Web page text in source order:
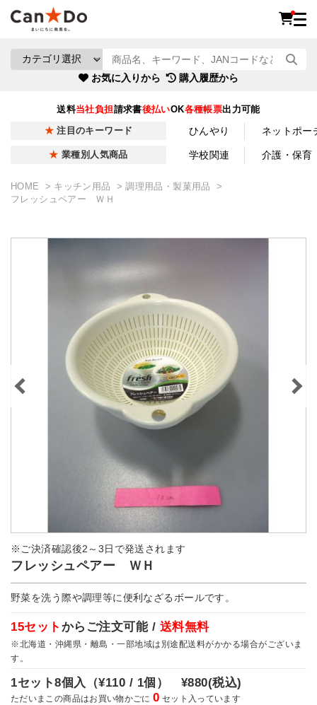
お気に入りから 購入履歴から
送料当社負担請求書後払いOK各種帳票出力可能
注目のキーワード ひんやり ネットポー
業種別人気商品 学校関連 介護・保育
HOME キッチン用品
調理用品・製菓用品
フレッシュペアー ＷＨ
※ご決済確認後2～3日で発送されます
フレッシュペアー ＷＨ
野菜を洗う際や調理等に便利なざるボールです。
15セット からご注文可能 / 送料無料
※北海道・沖縄県・離島・一部地域は別途配送料がかかる場合がございま
す。
1セット8個入（¥110 / 1個） ¥880(税込)
ただいまこの商品はお買い物かごに0 セット入っています